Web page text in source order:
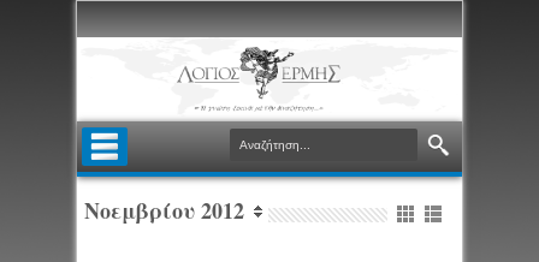
Νοεμβρίου 2012